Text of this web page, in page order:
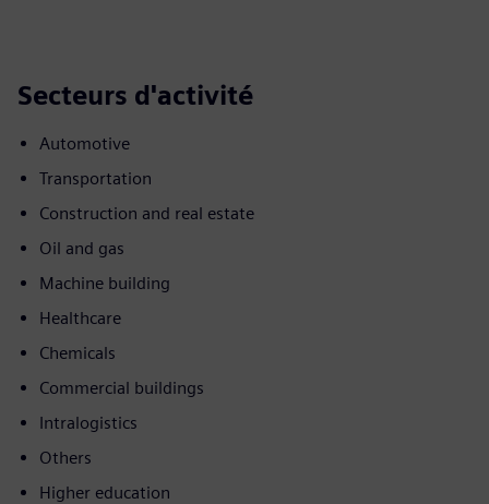
Secteurs d'activité
Automotive
Transportation
Construction and real estate
Oil and gas
Machine building
Healthcare
Chemicals
Commercial buildings
Intralogistics
Others
Higher education